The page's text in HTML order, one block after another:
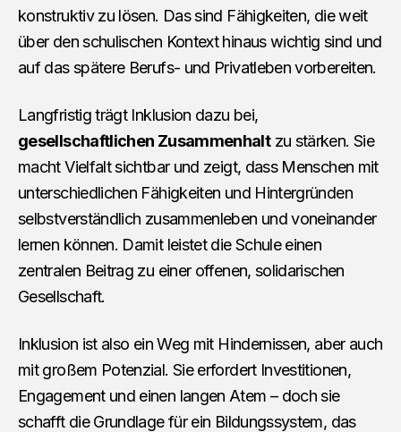
konstruktiv zu lösen. Das sind Fähigkeiten, die weit
über den schulischen Kontext hinaus wichtig sind und
auf das spätere Berufs- und Privatleben vorbereiten.
Langfristig trägt Inklusion dazu bei,
gesellschaftlichen Zusammenhaltzu stärken. Sie
macht Vielfalt sichtbar und zeigt, dass Menschen mit
unterschiedlichen Fähigkeiten und Hintergründen
selbstverständlich zusammenleben und voneinander
lernen können. Damit leistet die Schule einen
zentralen Beitrag zu einer offenen, solidarischen
Gesellschaft.
Inklusion ist also ein Weg mit Hindernissen, aber auch
mit großem Potenzial. Sie erfordert Investitionen,
Engagement und einen langen Atem – doch sie
schafft die Grundlage für ein Bildungssystem, das